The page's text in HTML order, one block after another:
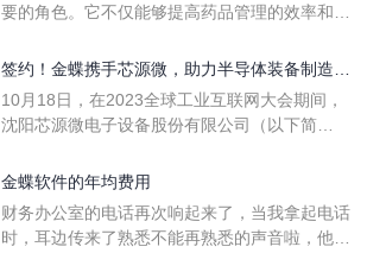
要的角色。它不仅能够提高药品管理的效率和准
一个好用的医药管理系统软件应具备以下特点。
地进行操作。 复杂的
签约！金蝶携手芯源微，助力半导体装备制造领
先企业迈向世界
10月18日，在2023全球工业互联网大会期间，
沈阳芯源微电子设备股份有限公司（以下简
下简称“金蝶”）在辽宁沈阳签署战略合作协议。
营管控平台，从而实现公司产研一体化、业财一
体化，提升公司整体业务水平。
金蝶软件的年均费用
财务办公室的电话再次响起来了，当我拿起电话
时，耳边传来了熟悉不能再熟悉的声音啦，他就